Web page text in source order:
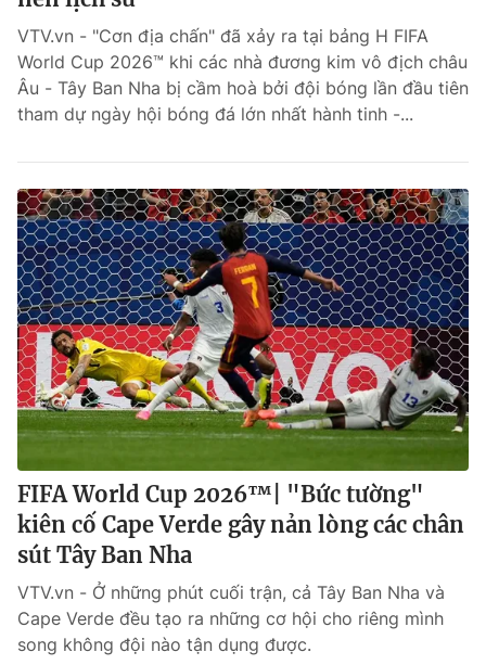
VTV.vn - "Cơn địa chấn" đã xảy ra tại bảng H FIFA
World Cup 2026™ khi các nhà đương kim vô địch châu
Âu - Tây Ban Nha bị cầm hoà bởi đội bóng lần đầu tiên
tham dự ngày hội bóng đá lớn nhất hành tinh -...
FIFA World Cup 2026™| "Bức tường"
kiên cố Cape Verde gây nản lòng các chân
sút Tây Ban Nha
VTV.vn - Ở những phút cuối trận, cả Tây Ban Nha và
Cape Verde đều tạo ra những cơ hội cho riêng mình
song không đội nào tận dụng được.